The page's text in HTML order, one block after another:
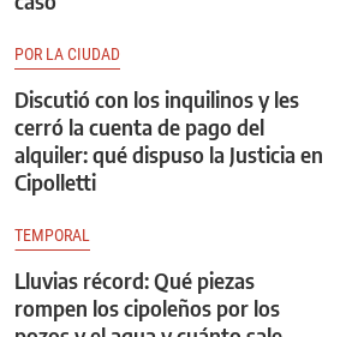
POR LA CIUDAD
Discutió con los inquilinos y les
cerró la cuenta de pago del
alquiler: qué dispuso la Justicia en
Cipolletti
TEMPORAL
Lluvias récord: Qué piezas
rompen los cipoleños por los